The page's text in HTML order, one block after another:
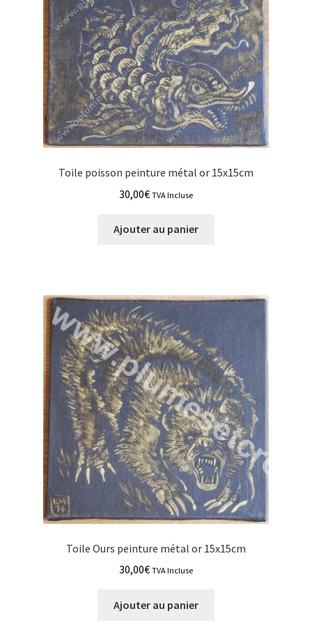
Toile poisson peinture métal or 15x15cm
30,00€ TVA Incluse
Ajouter au panier
Toile Ours peinture métal or 15x15cm
30,00€ TVA Incluse
Ajouter au panier